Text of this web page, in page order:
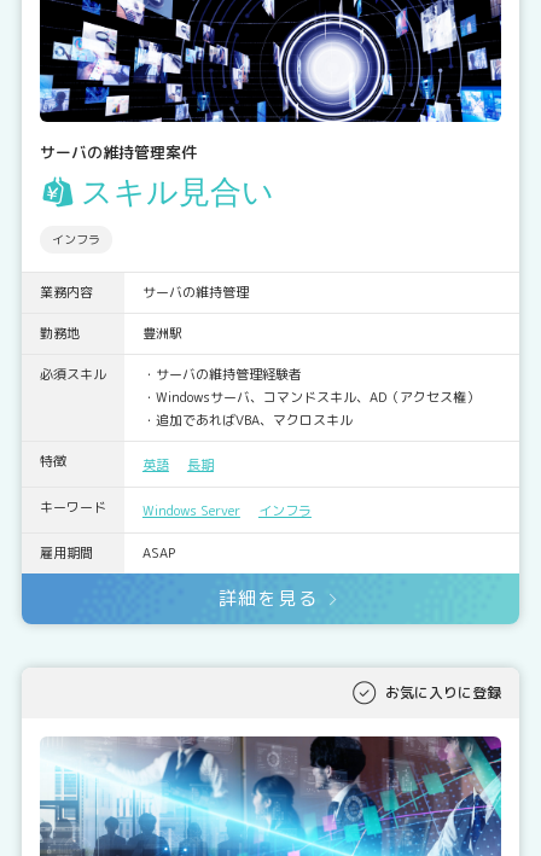
サーバの維持管理案件
スキル見合い
インフラ
業務内容 サーバの維持管理
勤務地 豊洲駅
必須スキル
・サーバの維持管理経験者
・Windowsサーバ、コマンドスキル、AD（アクセス権）
・追加であればVBA、マクロスキル
特徴 英語 長期
キーワード Windows Server インフラ
雇用期間 ASAP
詳細を見る
お気に入りに登録